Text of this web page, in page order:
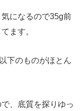
になるので35g前
ます。
下のものがほとん
、底質を探りゆっ